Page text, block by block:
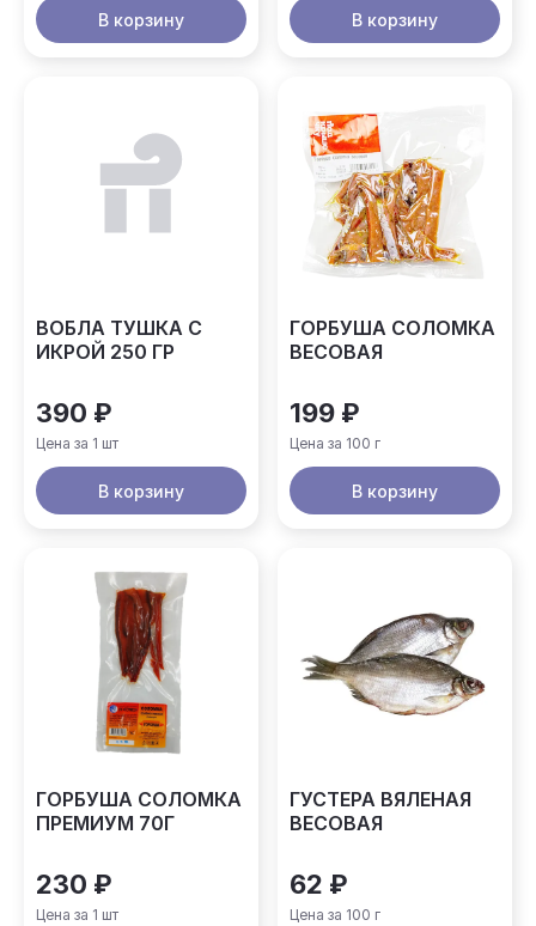
В корзину В корзину
ВОБЛА ТУШКА С
ИКРОЙ 250 ГР
390 ₽
Цена за 1 шт
В корзину
ГОРБУША СОЛОМКА
ВЕСОВАЯ
199 ₽
Цена за 100 г
В корзину
ГОРБУША СОЛОМКА
ПРЕМИУМ 70Г
230 ₽
Цена за 1 шт
ГУСТЕРА ВЯЛЕНАЯ
ВЕСОВАЯ
62 ₽
Цена за 100 г